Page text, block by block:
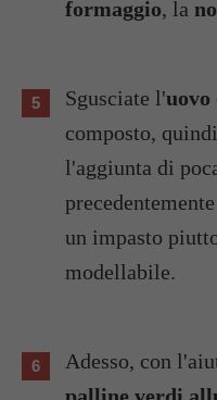
formaggio, la
Sgusciate l'uovo
composto,
l'aggiunta di
un impasto
modellabile.
Adesso, con